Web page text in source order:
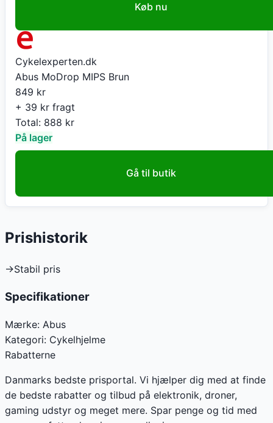
Køb nu
Cykelexperten.dk
Abus MoDrop MIPS Brun
849 kr
+ 39 kr fragt
Total: 888 kr
På lager
Gå til butik
Prishistorik
→Stabil pris
Specifikationer
Mærke: Abus
Kategori: Cykelhjelme
Rabatterne
Danmarks bedste prisportal. Vi hjælper dig med at finde
de bedste rabatter og tilbud på elektronik, droner,
gaming udstyr og meget mere. Spar penge og tid med